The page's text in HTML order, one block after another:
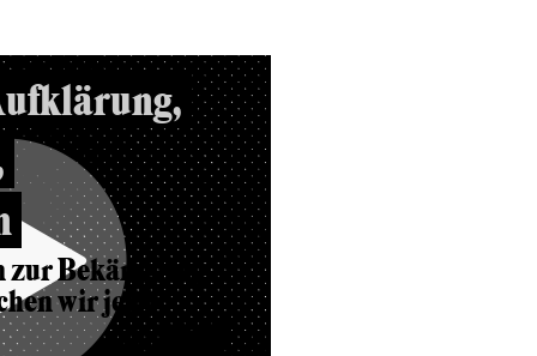
Bekämpfung
wir jetzt?